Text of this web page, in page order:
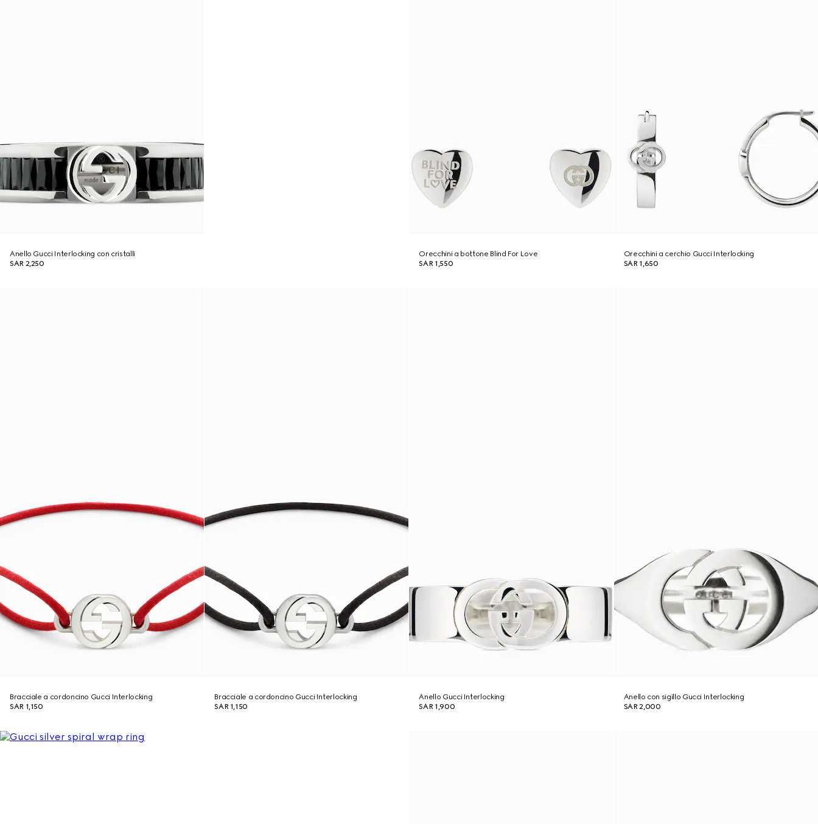
Anello Gucci Interlocking con cristalli
SAR 2,250
Orecchini a bottone Blind For Love
SAR 1,550
Orecchini a cerchio Gucci Interlocking
SAR 1,650
Bracciale a cordoncino Gucci Interlocking
SAR 1,150
Bracciale a cordoncino Gucci Interlocking
SAR 1,150
Anello Gucci Interlocking
SAR 1,900
Anello con sigillo Gucci Interlocking
SAR 2,000